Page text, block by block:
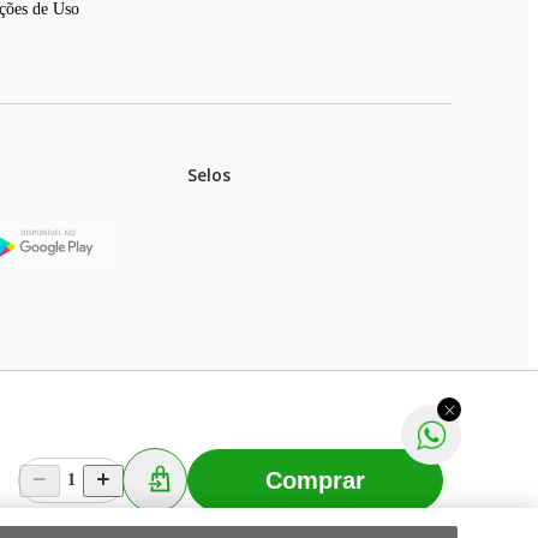
1 Comprar
de Uso
Selos
na rede de lojas físicas.
prévio. Fast Shop S. A. CNPJ: 43.708.379/0001-
Fast Shop - Todos os direitos reservadosRF
Selecionar os Cookies